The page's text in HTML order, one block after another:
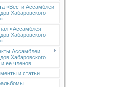
«Вести Ассамблеи
Хабаровского
«Ассамблея
Хабаровского
Ассамблеи
Хабаровского
и ее членов
и статьи